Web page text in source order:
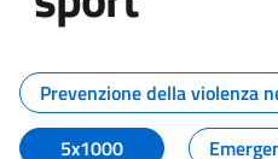
Tutti i contenuti
Prevenzione della violenza
5x1000